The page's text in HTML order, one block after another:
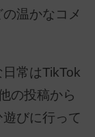
温かなコメ
常はTikTok
の投稿から
びに行って